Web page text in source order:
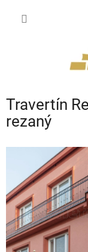
Travertín
rezaný